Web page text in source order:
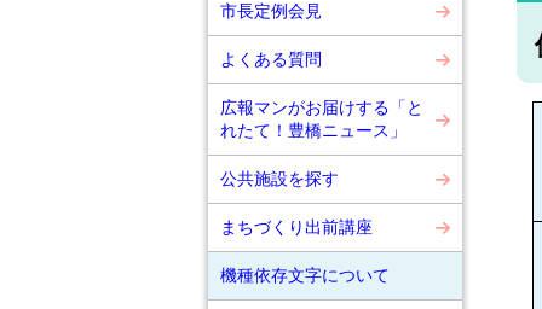
市長定例会見
よくある質問
広報マンがお届けする「と
れたて！豊橋ニュース」
公共施設を探す
まちづくり出前講座
機種依存文字について